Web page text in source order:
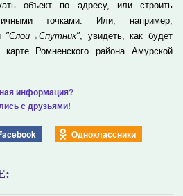
объект по адресу, или строить
точками. Или, например,
"Слои→Спутник", увидеть, как будет
Ромненского района Амурской
информация?
с друзьями!
Одноклассники